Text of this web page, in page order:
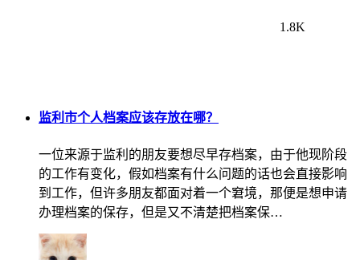
1.8K
监利市个人档案应该存放在哪？
一位来源于监利的朋友要想尽早存档案，由于他现阶段
的工作有变化，假如档案有什么问题的话也会直接影响
到工作，但许多朋友都面对着一个窘境，那便是想申请
办理档案的保存，但是又不清楚把档案保…